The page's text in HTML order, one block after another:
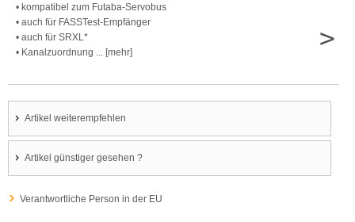
• kompatibel zum Futaba-Servobus
• auch für FASSTest-Empfänger
• auch für SRXL*
• Kanalzuordnung ... [mehr]
>
Artikel weiterempfehlen
Artikel günstiger gesehen ?
Verantwortliche Person in der EU